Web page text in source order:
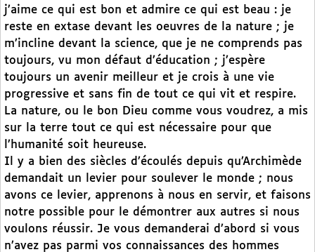
j’aime ce qui est bon et admire ce qui est beau : je
reste en extase devant les oeuvres de la nature ; je
m’incline devant la science, que je ne comprends pas
toujours, vu mon défaut d’éducation ; j’espère
toujours un avenir meilleur et je crois à une vie
progressive et sans fin de tout ce qui vit et respire.
La nature, ou le bon Dieu comme vous voudrez, a mis
sur la terre tout ce qui est nécessaire pour que
l’humanité soit heureuse.
Il y a bien des siècles d’écoulés depuis qu’Archimède
demandait un levier pour soulever le monde ; nous
avons ce levier, apprenons à nous en servir, et faisons
notre possible pour le démontrer aux autres si nous
voulons réussir. Je vous demanderai d’abord si vous
n’avez pas parmi vos connaissances des hommes